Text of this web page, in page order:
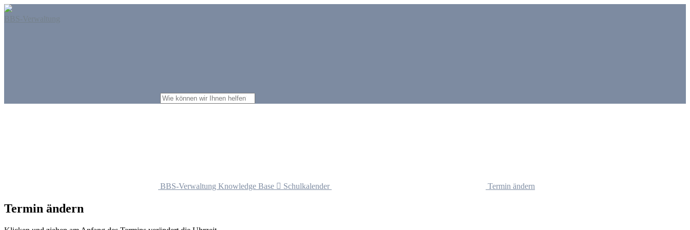
BBS-Verwaltung
BBS-Verwaltung Knowledge Base  Schulkalender Termin ändern
Termin ändern